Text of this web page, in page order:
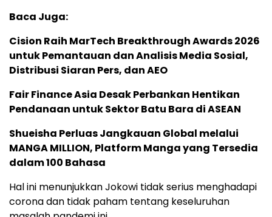
Baca Juga:
Cision Raih MarTech Breakthrough Awards 2026
untuk Pemantauan dan Analisis Media Sosial,
Distribusi Siaran Pers, dan AEO
Fair Finance Asia Desak Perbankan Hentikan
Pendanaan untuk Sektor Batu Bara di ASEAN
Shueisha Perluas Jangkauan Global melalui
MANGA MILLION, Platform Manga yang Tersedia
dalam 100 Bahasa
Hal ini menunjukkan Jokowi tidak serius menghadapi
corona dan tidak paham tentang keseluruhan